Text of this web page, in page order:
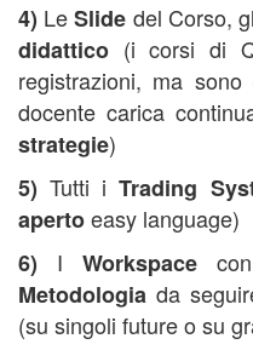
4) LeSlide del Corso,
didattico (i corsi di
registrazioni, ma
docente carica
strategie)
5) Tutti iTrading
apertoeasy language)
6) I Workspace
Metodologia da
(su singoli future o su